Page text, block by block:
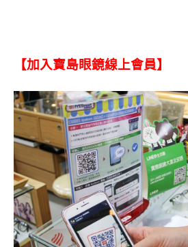
【加入寶島眼鏡線上會員】